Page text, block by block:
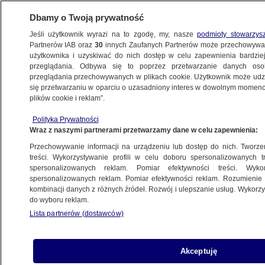
POLSKA
31.10.2011, 22:10Aktualizacja:31.10.2011, 21:44
Udostępnij
Dbamy o Twoją prywatność
Jeśli użytkownik wyrazi na to zgodę, my, naszepodmioty
Partnerów IAB oraz30 innych Zaufanych Partnerów może
użytkownika i uzyskiwać do nich dostęp w celu zapewnienia
przeglądania. Odbywa się to poprzez przetwarzanie danych
przeglądania przechowywanych w plikach cookie. Użytkownik może
się przetwarzaniu w oparciu o uzasadniony interes w dowolnym
plików cookie i reklam”.
Polityka Prywatności
Wraz z naszymi partnerami przetwarzamy dane w celu zapewnienia:
Przechowywanie informacji na urządzeniu lub dostęp do nich.
treści. Wykorzystywanie profili w celu doboru spersonalizowanych
spersonalizowanych reklam. Pomiar efektywności treści.
spersonalizowanych reklam. Pomiar efektywności reklam.
kombinacji danych z różnych źródeł. Rozwój i ulepszanie usług.
do wyboru reklam.
Lista partnerów (dostawców)
Akceptuję